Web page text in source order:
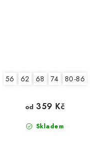
92-98
56 62 68 74 80-86
Skladem
od 359 Kč